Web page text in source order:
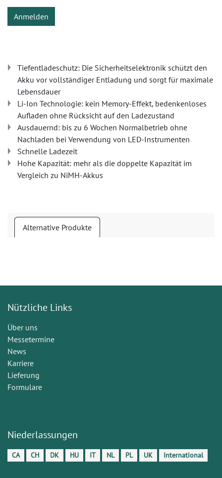
Anmelden
Tiefentladeschutz: Die Sicherheitselektronik schützt den
Akku vor vollständiger Entladung und sorgt für maximale
Lebensdauer
Li-Ion Technologie: kein Memory-Effekt, bedenkenloses
Aufladen ohne Rücksicht auf den Ladezustand
Ausdauernd: bis zu 6 Wochen Normalbetrieb ohne
Nachladen bei Verwendung von LED-Instrumenten
Schnelle Ladezeit
Hohe Kapazität: mehr als die doppelte Kapazität im
Vergleich zu NiMH-Akkus
Alternative Produkte
Nützliche Links
Über uns
Messetermine
News
Karriere
Lieferung
Formulare
Niederlassungen
CA CH DK HU IT NL PL UK International